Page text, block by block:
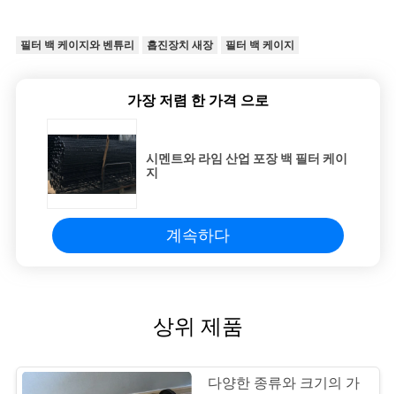
필터 백 케이지와 벤튜리 흡진장치 새장 필터 백 케이지
가장 저렴 한 가격 으로
시멘트와 라임 산업 포장 백 필터 케이
지
계속하다
상위 제품
다양한 종류와 크기의 가